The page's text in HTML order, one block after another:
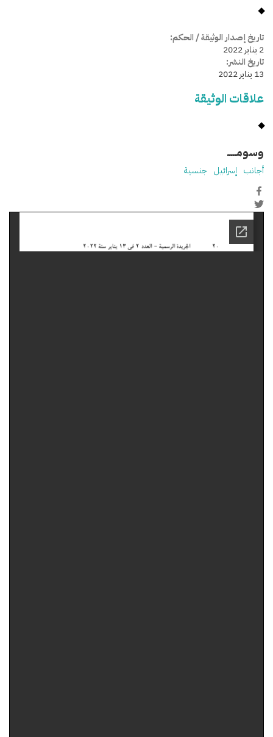
تاريخ إصدار الوثيقة / الحكم:
2 يناير 2022
تاريخ النشر:
13 يناير 2022
علاقات الوثيقة
وسومـــــ
أجانب إسرائيل جنسية